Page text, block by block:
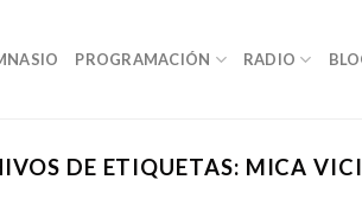
PROGRAMACIÓN RADIO
DE ETIQUETAS: MICA